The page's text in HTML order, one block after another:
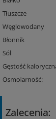
Tłuszcze
Węglowodany
Błonnik
Sól
Gęstość
Osmolarność:
Zalecenia: